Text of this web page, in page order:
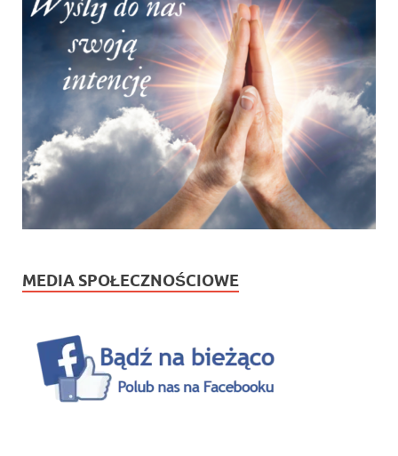
MEDIA SPOŁECZNOŚCIOWE